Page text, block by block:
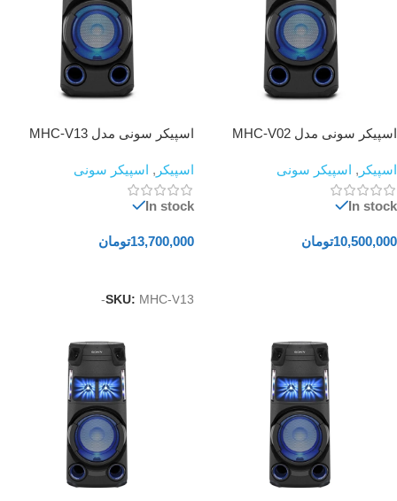
اسپیکر سونی مدل MHC-V02
اسپیکر , اسپیکر سونی
In stock
10,500,000تومان
اسپیکر سونی مدل MHC-V13
اسپیکر , اسپیکر سونی
In stock
13,700,000تومان
SKU: MHC-V13-